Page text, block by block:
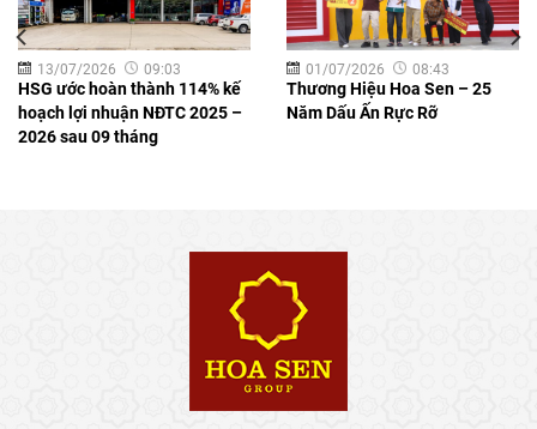
13/07/2026 09:03
HSG ước hoàn thành 114% kế
hoạch lợi nhuận NĐTC 2025 –
2026 sau 09 tháng
01/07/2026 08:43
Thương Hiệu Hoa Sen – 25
Năm Dấu Ấn Rực Rỡ